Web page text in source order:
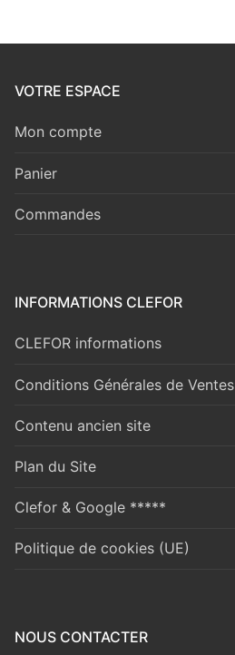
VOTRE ESPACE
Mon compte
Panier
Commandes
INFORMATIONS CLEFOR
CLEFOR informations
Conditions Générales de Ventes
Contenu ancien site
Plan du Site
Clefor & Google *****
Politique de cookies (UE)
NOUS CONTACTER